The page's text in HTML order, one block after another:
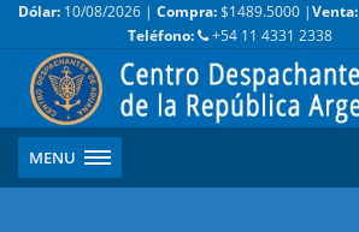
Dólar: 10/08/2026 | Compra:$1489.5000 |Venta:
Teléfono:
+54 11 4331 2338
MENU